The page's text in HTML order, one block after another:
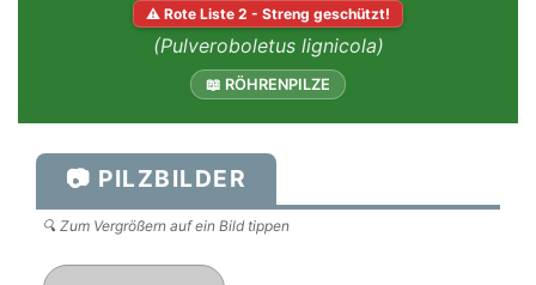
⚠ Rote Liste 2 - Streng geschützt!
(Pulveroboletus lignicola)
📖 RÖHRENPILZE
📷 PILZBILDER
🔍 Zum Vergrößern auf ein Bild tippen